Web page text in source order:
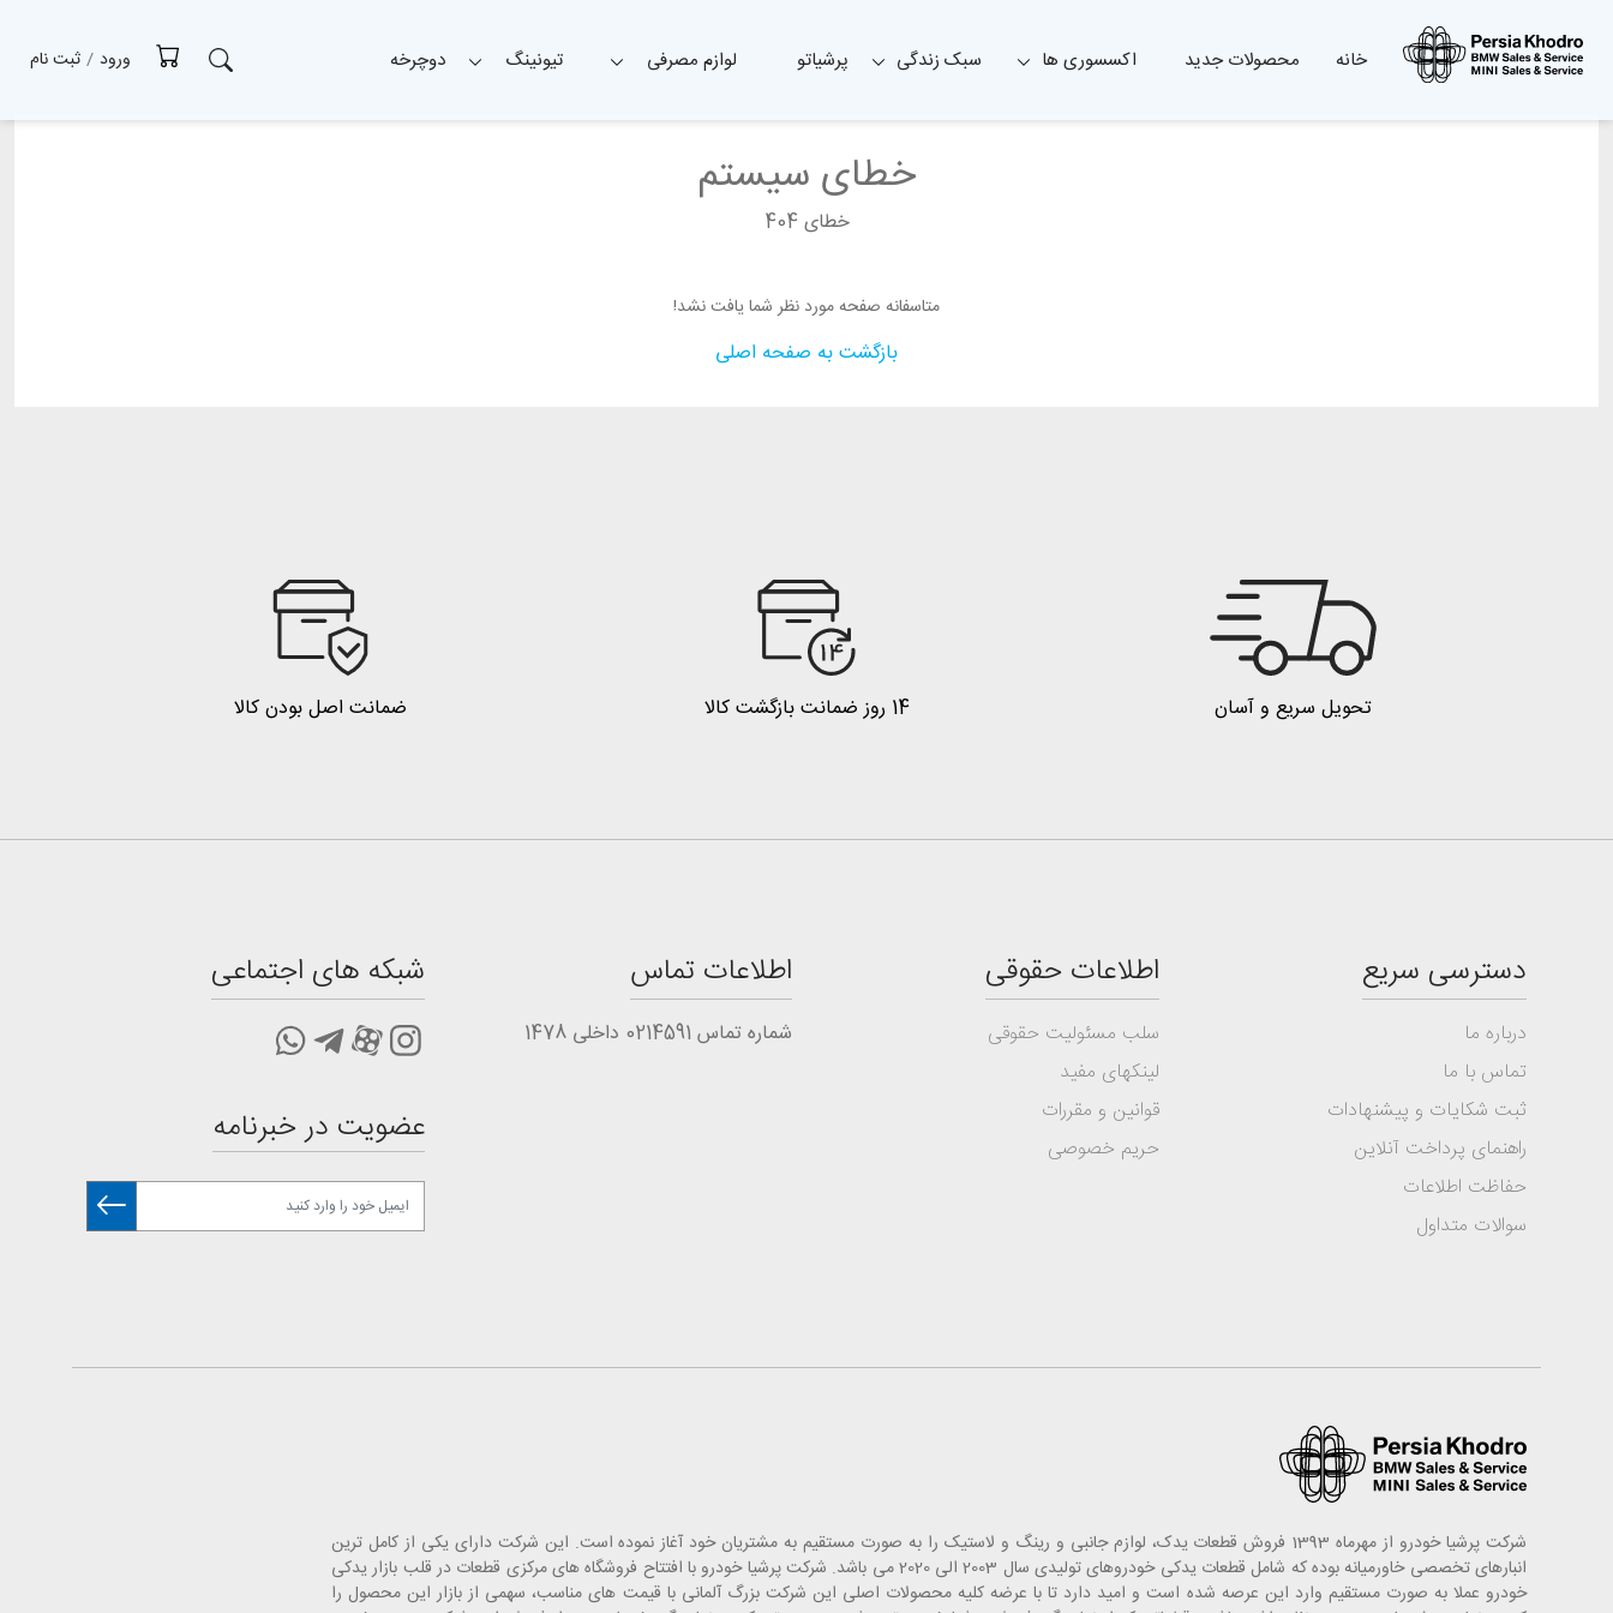
خانه محصولات جدید اکسسوری ها سبک زندگی پرشیاتو لوازم مصرفی تیونینگ دوچرخه ورود / ثبت نام
خطای سیستم
خطای 404
متاسفانه صفحه مورد نظر شما یافت نشد!
بازگشت به صفحه اصلی
تحویل سریع و آسان 14 روز ضمانت بازگشت کالا ضمانت اصل بودن کالا
دسترسی سریع
درباره ما
تماس با ما
ثبت شکایات و پیشنهادات
راهنمای پرداخت آنلاین
حفاظت اطلاعات
سوالات متداول
اطلاعات حقوقی
سلب مسئولیت حقوقی
لینکهای مفید
قوانین و مقررات
حریم خصوصی
اطلاعات تماس
شماره تماس 0214591 داخلی 1478
شبکه های اجتماعی
عضویت در خبرنامه
شرکت پرشیا خودرو از مهرماه 1393 فروش قطعات یدک، لوازم جانبی و رینگ و لاستیک را به صورت مستقیم به مشتریان خود آغاز نموده است. این شرکت دارای یکی از کامل ترین
انبارهای تخصصی خاورمیانه بوده که شامل قطعات یدکی خودروهای تولیدی سال 2003 الی 2020 می باشد. شرکت پرشیا خودرو با افتتاح فروشگاه های مرکزی قطعات در قلب بازار یدکی
خودرو عملا به صورت مستقیم وارد این عرصه شده است و امید دارد تا با عرضه کلیه محصولات اصلی این شرکت بزرگ آلمانی با قیمت های مناسب، سهمی از بازار این محصول را